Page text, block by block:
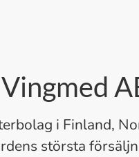
i Finland,
största